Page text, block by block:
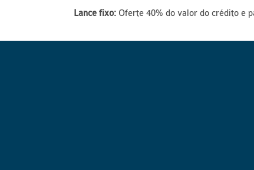
Lance fixo:Oferte 40% do valor do crédito e